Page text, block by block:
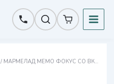
/ МАРМЕЛАД МЕМО ФОКУС СО ВКУСОМ МАЛИНЫ